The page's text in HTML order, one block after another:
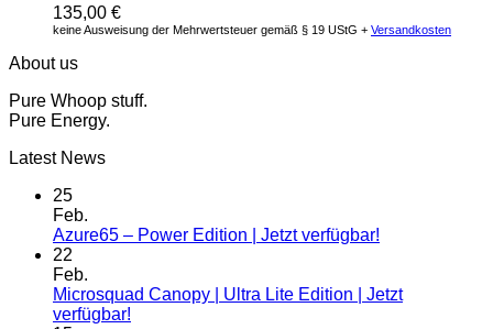
135,00 €
keine Ausweisung der Mehrwertsteuer gemäß § 19 UStG + Versandkosten
About us
Pure Whoop stuff.
Pure Energy.
Latest News
25
Feb.
Azure65 – Power Edition | Jetzt verfügbar!
22
Feb.
Microsquad Canopy | Ultra Lite Edition | Jetzt
verfügbar!